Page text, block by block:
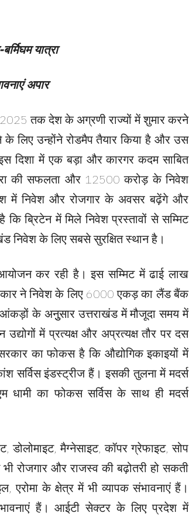
यात्रा
अपार
2025 तक देश के अग्रणी राज्यों में शुमार करने
के लिए उन्होंने रोडमैप तैयार किया है और उस
दिशा में एक बड़ा और कारगर कदम साबित
की सफलता और 12500 करोड़ के निवेश
में निवेश और रोजगार के अवसर बढ़ेंगे और
कि ब्रिटेन में मिले निवेश प्रस्तावों से सम्मिट
निवेश के लिए सबसे सुरक्षित स्थान है।
कर रही है। इस सम्मिट में ढाई लाख
ने निवेश के लिए 6000 एकड़ का लैंड बैंक
आंकड़ों के अनुुसार उत्तराखंड में मौजूदा समय में
में प्रत्यक्ष और अप्रत्यक्ष तौर पर दस
का फोकस है कि औद्योगिक इकाइयों में
सर्विस इंडस्ट्रीज हैं। इसकी तुलना में मदर्स
धामी का फोकस सर्विस के साथ ही मदर्स
मैग्नेसाइट, कॉपर ग्रेफाइट, सोप
रोजगार और राजस्व की बढ़ोतरी हो सकती
एरोमा के क्षेत्र में भी व्यापक संभावनाएं हैं।
हैं। आईटी सेक्टर के लिए प्रदेश में